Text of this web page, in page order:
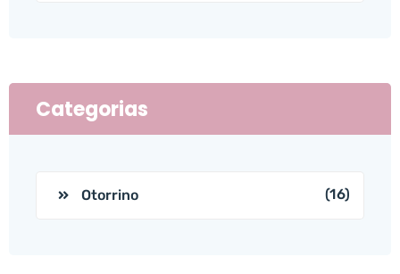
Categorias
Otorrino (16)